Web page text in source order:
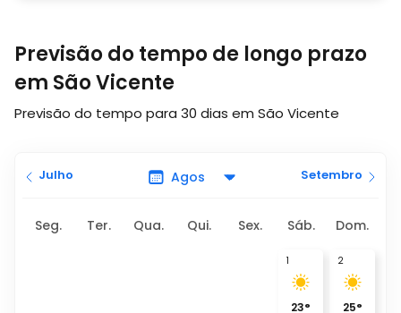
Previsão do tempo de longo prazo
em São Vicente
Previsão do tempo para 30 dias em São Vicente
Julho Setembro
Seg. Ter. Qua. Qui. Sex. Sáb. Dom.
1
23°
2
25°